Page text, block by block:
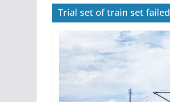
Trial set of train set failed